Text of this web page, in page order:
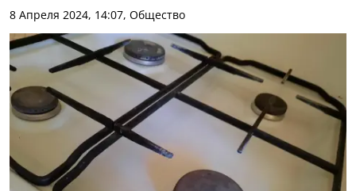
8 Апреля 2024, 14:07, Общество